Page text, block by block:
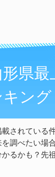
形県
キン
されている
調べたい場
るかも？先